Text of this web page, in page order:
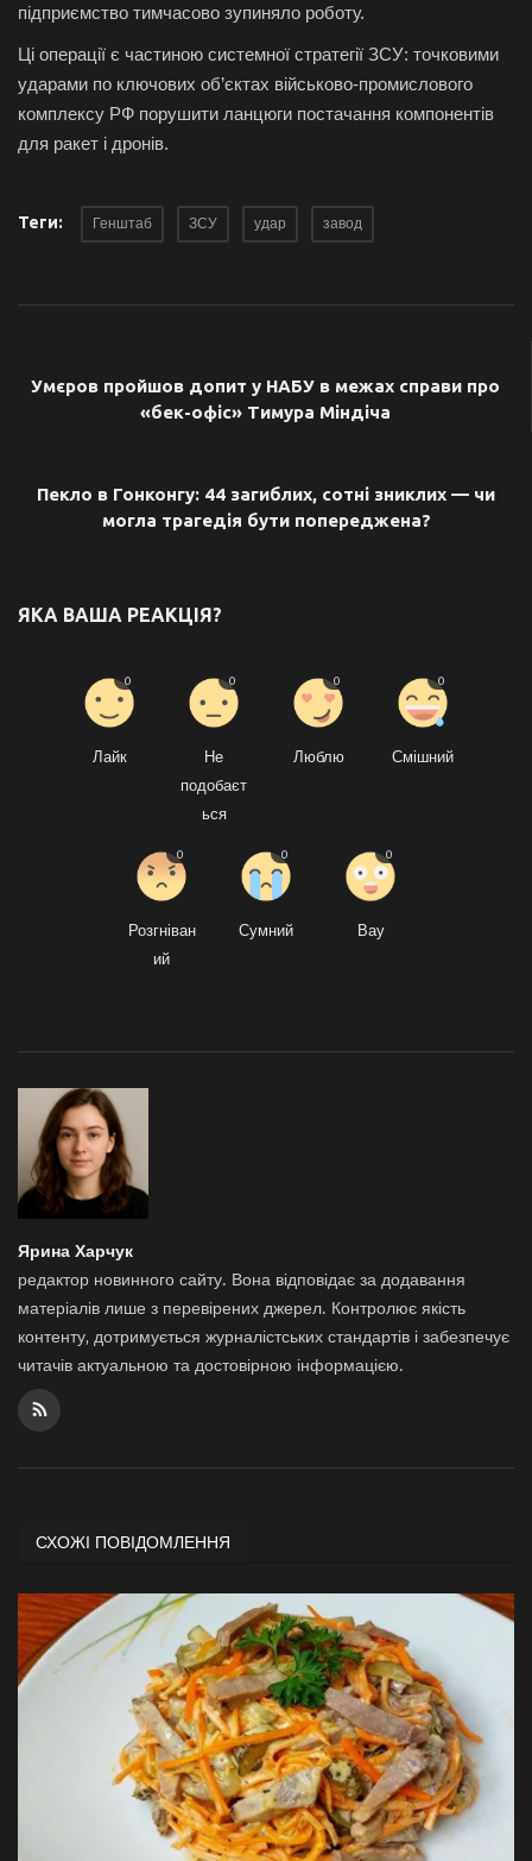
підприємство тимчасово зупиняло роботу.
Ці операції є частиною системної стратегії ЗСУ: точковими
ударами по ключових об’єктах військово-промислового
комплексу РФ порушити ланцюги постачання компонентів
для ракет і дронів.
Теги: Генштаб ЗСУ удар завод
Умєров пройшов допит у НАБУ в межах справи про
«бек-офіс» Тимура Міндіча
Пекло в Гонконгу: 44 загиблих, сотні зниклих — чи
могла трагедія бути попереджена?
ЯКА ВАША РЕАКЦІЯ?
Лайк
0
Не
подобаєт
ься
0
Люблю
0
Смішний
0
Розгніван
ий
0
Сумний
0
Вау
0
Ярина Харчук
редактор новинного сайту. Вона відповідає за додавання
матеріалів лише з перевірених джерел. Контролює якість
контенту, дотримується журналістських стандартів і забезпечує
читачів актуальною та достовірною інформацією.
СХОЖІ ПОВІДОМЛЕННЯ